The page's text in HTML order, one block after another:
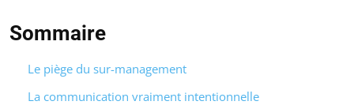
Sommaire
Le piège du sur-management
La communication vraiment intentionnelle